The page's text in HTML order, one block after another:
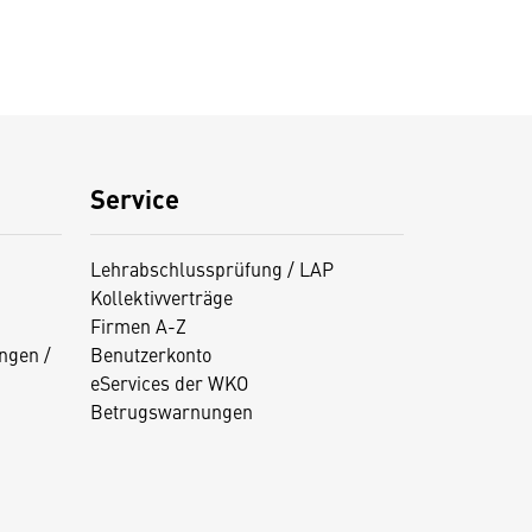
/
Service
Lehrabschlussprüfung / LAP
Kollektivverträge
Firmen A-Z
Benutzerkonto
eServices der WKO
Betrugswarnungen